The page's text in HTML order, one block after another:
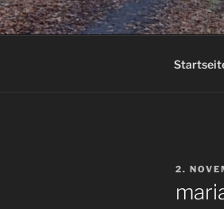
2.